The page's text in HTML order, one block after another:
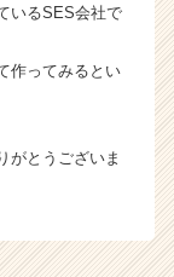
いるSES会社で
作ってみるとい
がとうございま